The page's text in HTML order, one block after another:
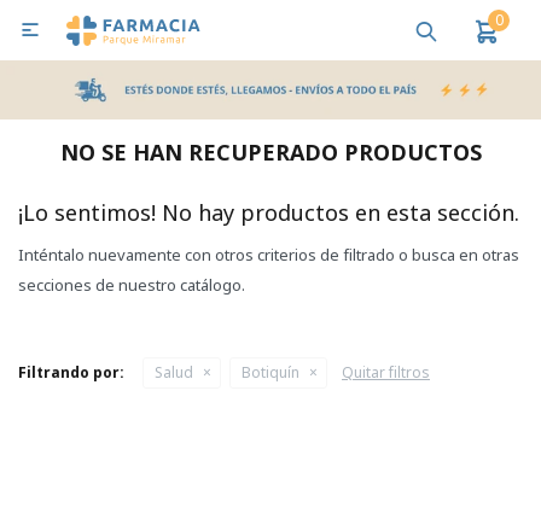
0

NO SE HAN RECUPERADO PRODUCTOS
¡Lo sentimos! No hay productos en esta sección.
Inténtalo nuevamente con otros criterios de filtrado o busca en otras
secciones de nuestro catálogo.
Filtrando por: Salud Botiquín Quitar filtros
MI CUENTA
Bebes y Maternidad Salud
Pañales y Toallitas
Lactancia y Nutrición
Higiene y Bienestar